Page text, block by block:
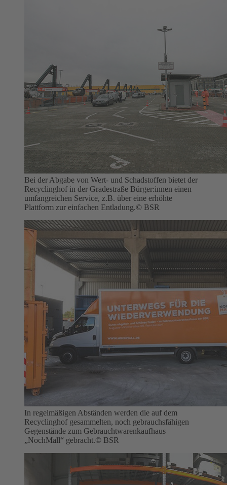
Bei der Abgabe von Wert- und Schadstoffen bietet der
Recyclinghof in der Gradestraße Bürger:innen einen
umfangreichen Service, z.B. über eine erhöhte
Plattform zur einfachen Entladung.© BSR
In regelmäßigen Abständen werden die auf dem
Recyclinghof gesammelten, noch gebrauchsfähigen
Gegenstände zum Gebrauchtwarenkaufhaus
„NochMall“ gebracht.© BSR